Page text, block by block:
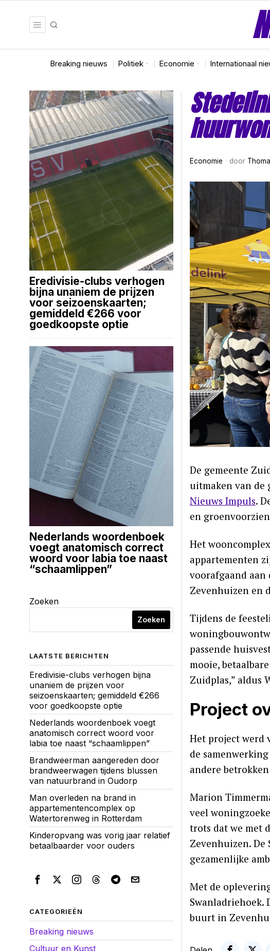
Breaking nieuws Politiek Economie Internationaal
Economie door
De gemeente
uitmaken van de
Nieuws Impuls.
en
Het
appartementen
voorafgaand aan
Zevenhuizen en
Tijdens de
passende
mooie,
Zuidplas,” aldus
Project
Het project werd
de
andere
Marion
veel
trots dat we met
Zevenhuizen.
gezamenlijke
Met de
Swanladriehoek.
buurt in
Eredivisie-clubs verhogen
bijna unaniem de prijzen
voor seizoenskaarten;
gemiddeld €266 voor
goedkoopste optie
Nederlands woordenboek
voegt anatomisch correct
woord voor labia toe naast
“schaamlippen”
Zoeken
Zoeken
LAATSTE BERICHTEN
Eredivisie-clubs verhogen bijna
unaniem de prijzen voor
seizoenskaarten; gemiddeld €266
voor goedkoopste optie
Nederlands woordenboek voegt
anatomisch correct woord voor
labia toe naast “schaamlippen”
Brandweerman aangereden door
brandweerwagen tijdens blussen
van natuurbrand in Oudorp
Man overleden na brand in
appartementencomplex op
Watertorenweg in Rotterdam
Kinderopvang was vorig jaar relatief
betaalbaarder voor ouders
CATEGORIEËN
Breaking nieuws
Cultuur en Kunst